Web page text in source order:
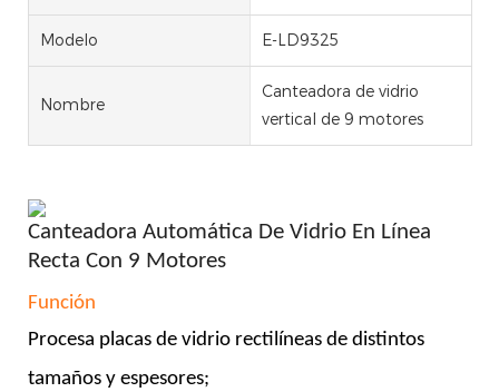
Modelo E-LD9325
Nombre
Canteadora de vidrio
vertical de 9 motores
Canteadora Automática De Vidrio En Línea
Recta Con 9 Motores
Función
Procesa placas de vidrio rectilíneas de distintos
tamaños y espesores;